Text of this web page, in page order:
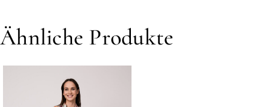
Ähnliche Produkte